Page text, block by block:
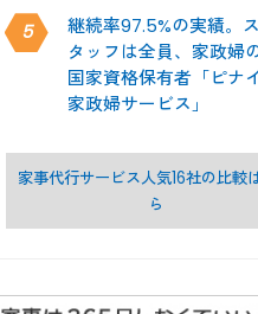
5
継続率97.5%の実績。ス
タッフは全員、家政婦
国家資格保有者「ピナイ
家政婦サービス」
家事代行サービス人気16社の比較
ら